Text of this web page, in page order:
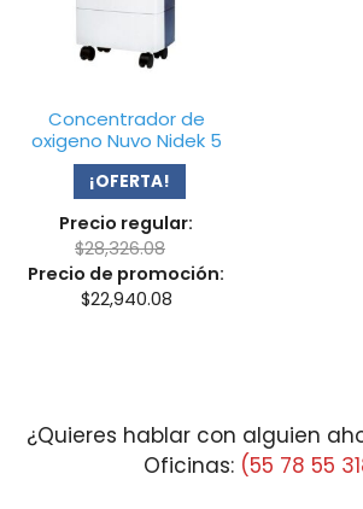
Concentrador de
oxigeno Nuvo Nidek 5
¡OFERTA!
Precio regular:
$28,326.08
Precio de promoción:
$22,940.08
¿Quieres hablar con alguien
Oficinas: (55 78 55